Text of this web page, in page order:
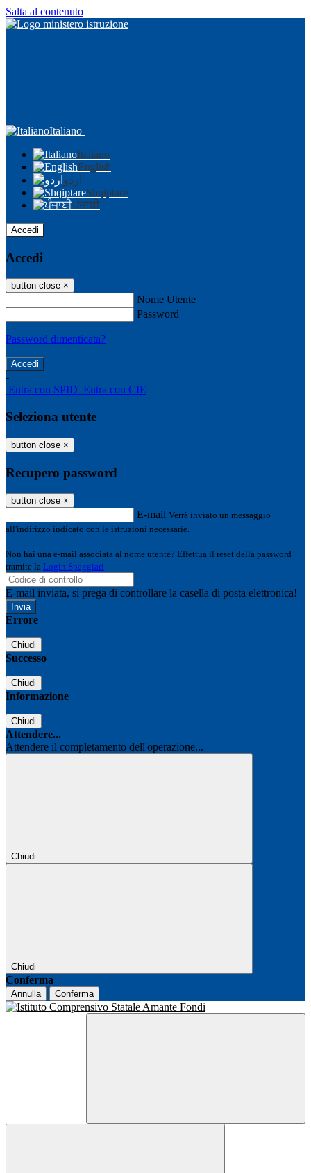
Salta al contenuto
Italiano
Italiano
English
اردو
Shqiptare
ਪੰਜਾਬੀ
Accedi
Accedi
button close ×
Nome Utente
Password
Password dimenticata?
-
Entra con SPID Entra con CIE
Seleziona utente
button close ×
Recupero password
button close ×
E-mail Verrà inviato un messaggio
all'indirizzo indicato con le istruzioni necessarie.
Non hai una e-mail associata al nome utente? Effettua il reset della password
tramite la Login Spaggiari
E-mail inviata, si prega di controllare la casella di posta elettronica!
Errore
Chiudi
Successo
Chiudi
Informazione
Chiudi
Attendere...
Attendere il completamento dell'operazione...
Chiudi
Chiudi
Conferma
Annulla Conferma